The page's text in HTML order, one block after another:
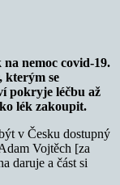
nemoc covid-19.
kterým se
pokryje léčbu až
lék zakoupit.
v Česku dostupný
Vojtěch [za
daruje a část si